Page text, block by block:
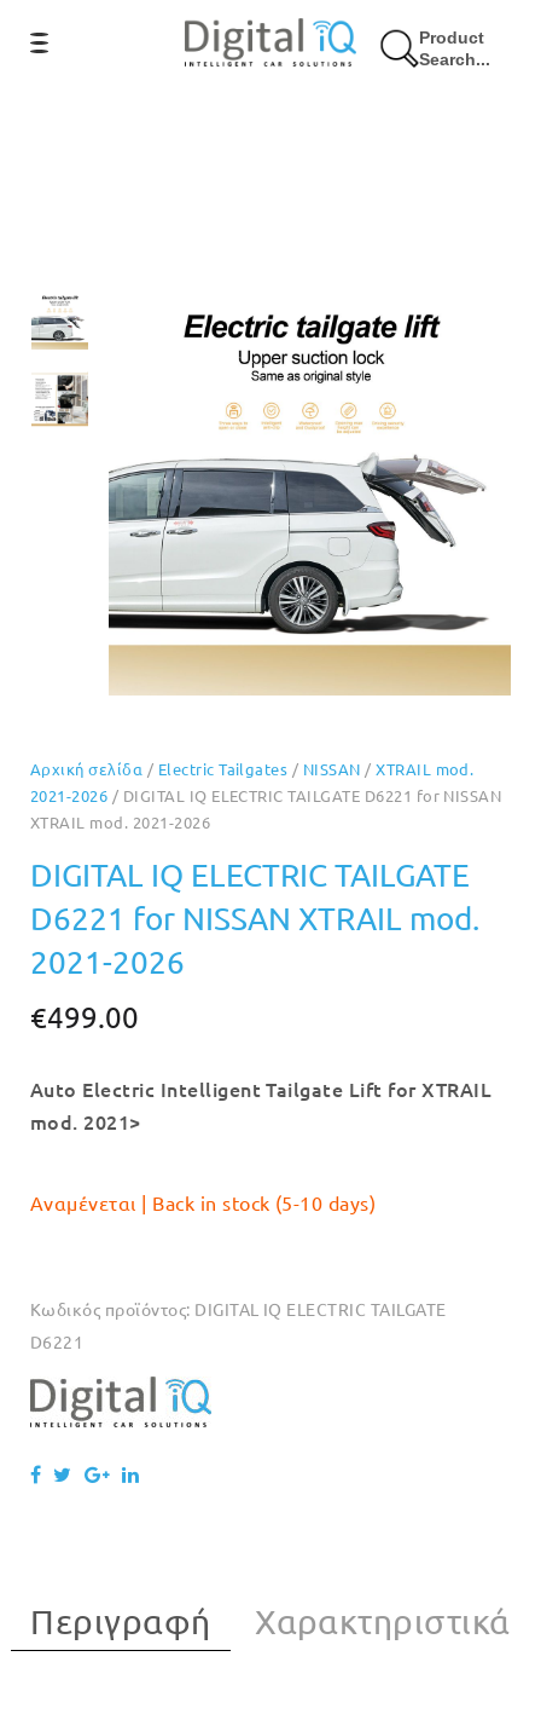
Product
Search...
Αρχική σελίδα / Electric Tailgates / NISSAN /XTRAIL mod.
2021-2026 / DIGITAL IQ ELECTRIC TAILGATE D6221 for NISSAN
XTRAIL mod. 2021-2026
DIGITAL IQ ELECTRIC TAILGATE
D6221 for NISSAN XTRAIL mod.
2021-2026
€499.00
Auto Electric Intelligent Tailgate Lift for XTRAIL
mod. 2021>
Αναμένεται | Back in stock (5-10 days)
Κωδικός προϊόντος: DIGITAL IQ ELECTRIC TAILGATE
D6221
Περιγραφή Χαρακτηριστικά